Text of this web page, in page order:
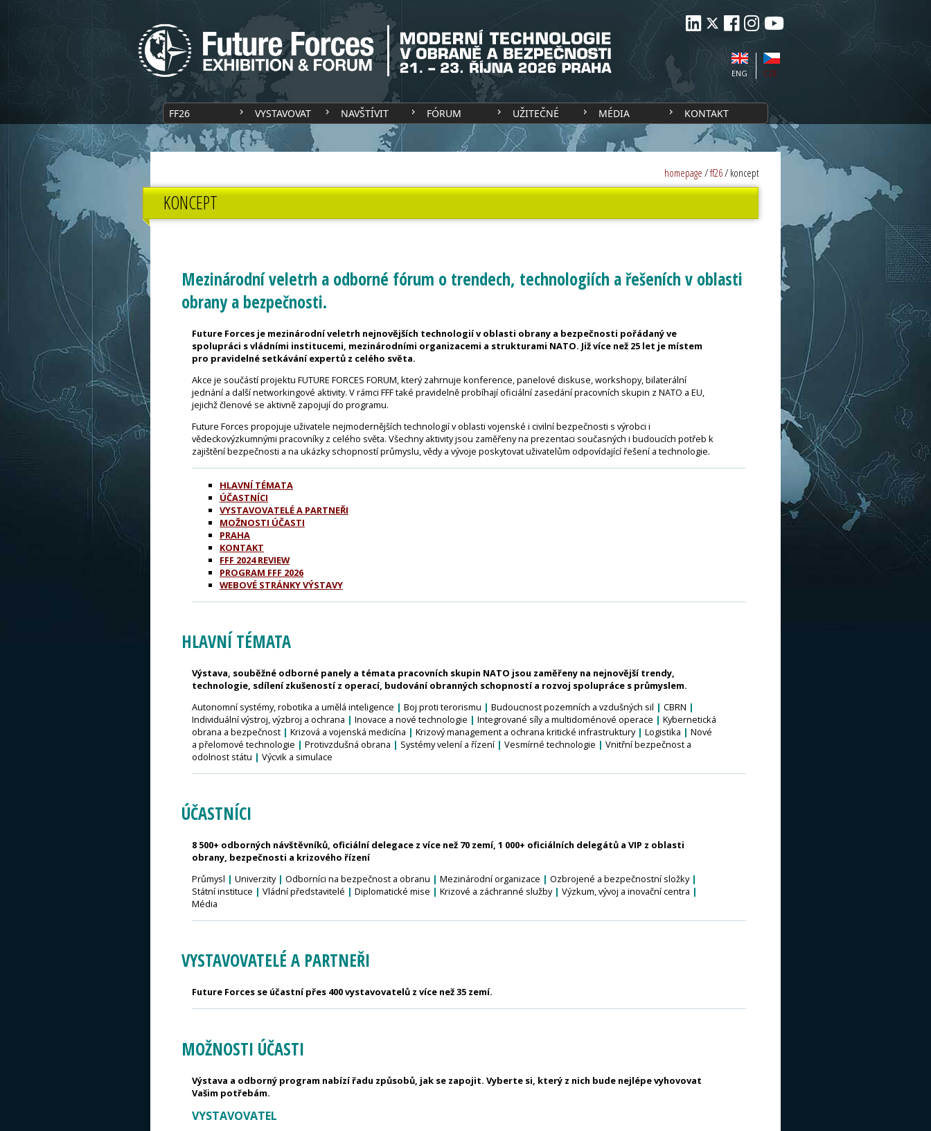
CZE
ENG
FF26 VYSTAVOVAT NAVŠTÍVIT FÓRUM UŽITEČNÉ MÉDIA KONTAKT
homepage/ff26/koncept
KONCEPT
Mezinárodní veletrh a odborné fórum o trendech, technologiích a řešeních v oblasti
obrany a bezpečnosti.
Future Forces je mezinárodní veletrh nejnovějších technologií v oblasti obrany a bezpečnosti pořádaný ve
spolupráci s vládními institucemi, mezinárodními organizacemi a strukturami NATO. Již více než 25 let je místem
pro pravidelné setkávání expertů z celého světa.
Akce je součástí projektu FUTURE FORCES FORUM, který zahrnuje konference, panelové diskuse, workshopy, bilaterální
jednání a další networkingové aktivity. V rámci FFF také pravidelně probíhají oficiální zasedání pracovních skupin z NATO a EU,
jejichž členové se aktivně zapojují do programu.
Future Forces propojuje uživatele nejmodernějších technologií v oblasti vojenské i civilní bezpečnosti s výrobci i
vědeckovýzkumnými pracovníky z celého světa. Všechny aktivity jsou zaměřeny na prezentaci současných i budoucích potřeb k
zajištění bezpečnosti a na ukázky schopností průmyslu, vědy a vývoje poskytovat uživatelům odpovídající řešení a technologie.
HLAVNÍ TÉMATA
ÚČASTNÍCI
VYSTAVOVATELÉ A PARTNEŘI
MOŽNOSTI ÚČASTI
PRAHA
KONTAKT
FFF 2024 REVIEW
PROGRAM FFF 2026
WEBOVÉ STRÁNKY VÝSTAVY
HLAVNÍ TÉMATA
Výstava, souběžné odborné panely a témata pracovních skupin NATO jsou zaměřeny na nejnovější trendy,
technologie, sdílení zkušeností z operací, budování obranných schopností a rozvoj spolupráce s průmyslem.
Autonomní systémy, robotika a umělá inteligence | Boj proti terorismu | Budoucnost pozemních a vzdušných sil | CBRN |
Individuální výstroj, výzbroj a ochrana | Inovace a nové technologie | Integrované síly a multidoménové operace | Kybernetická
obrana a bezpečnost | Krizová a vojenská medicína | Krizový management a ochrana kritické infrastruktury | Logistika | Nové
a přelomové technologie | Protivzdušná obrana | Systémy velení a řízení | Vesmírné technologie | Vnitřní bezpečnost a
odolnost státu | Výcvik a simulace
ÚČASTNÍCI
8 500+ odborných návštěvníků, oficiální delegace z více než 70 zemí, 1 000+ oficiálních delegátů a VIP z oblasti
obrany, bezpečnosti a krizového řízení
Průmysl | Univerzity | Odborníci na bezpečnost a obranu | Mezinárodní organizace | Ozbrojené a bezpečnostní složky |
Státní instituce | Vládní představitelé | Diplomatické mise | Krizové a záchranné služby | Výzkum, vývoj a inovační centra |
Média
VYSTAVOVATELÉ A PARTNEŘI
Future Forces se účastní přes 400 vystavovatelů z více než 35 zemí.
MOŽNOSTI ÚČASTI
Výstava a odborný program nabízí řadu způsobů, jak se zapojit. Vyberte si, který z nich bude nejlépe vyhovovat
Vašim potřebám.
VYSTAVOVATEL